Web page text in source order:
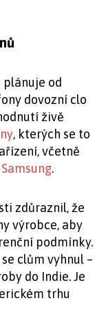
od
dovozní clo
živě
, kterých se to
včetně
Samsung.
zdůraznil, že
výrobce, aby
podmínky.
clům vyhnul –
do Indie. Je
trhu